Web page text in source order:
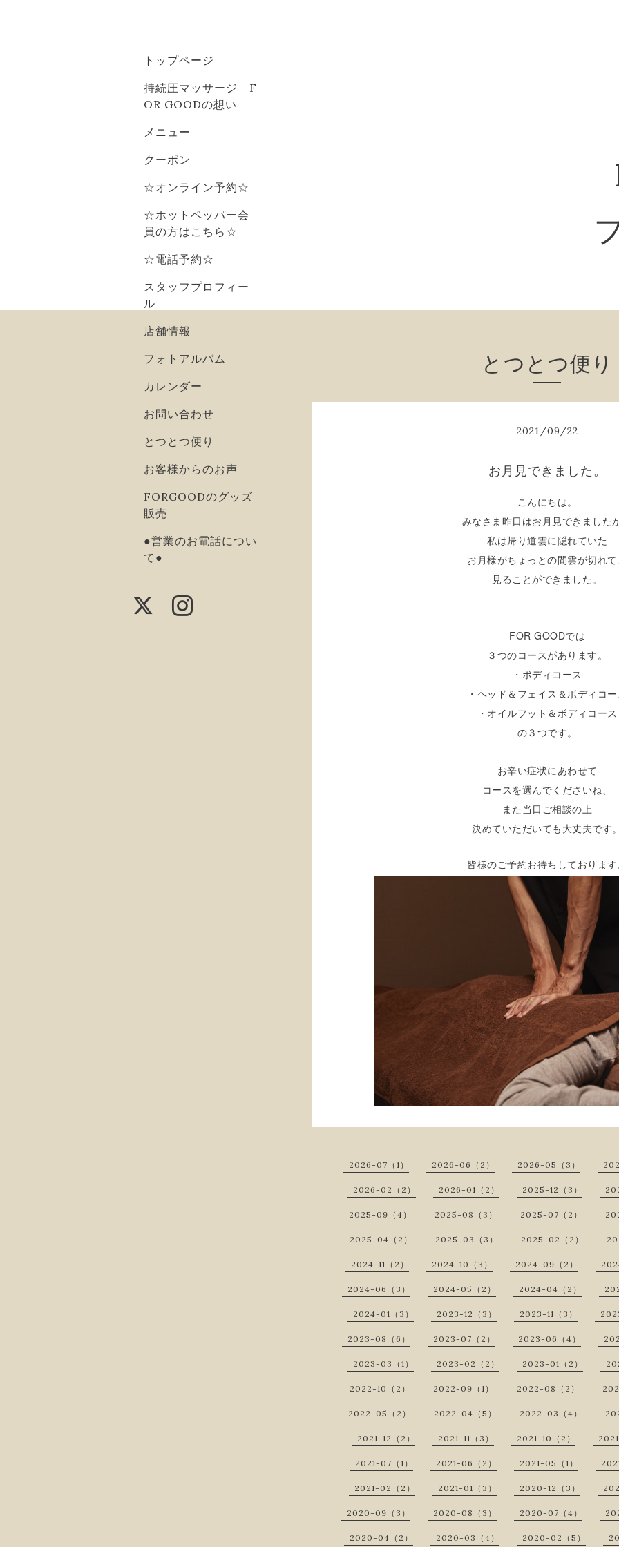
トップページ
持続圧マッサージ F
OR GOODの想い
メニュー
クーポン
☆オンライン予約☆
☆ホットペッパー会
員の方はこちら☆
☆電話予約☆
スタッフプロフィー
ル
店舗情報
フォトアルバム
カレンダー
お問い合わせ
とつとつ便り
お客様からのお声
FORGOODのグッズ
販売
●営業のお電話につい
て●
とつとつ便り
2021/09/22
お月見できました。
こんにちは。
みなさま昨日はお月見できました
私は帰り道雲に隠れていた
お月様がちょっとの間雲が切れ
見ることができました。
FOR GOODでは
３つのコースがあります。
・ボディコース
・ヘッド＆フェイス＆ボディコ
・オイルフット＆ボディコース
の３つです。
お辛い症状にあわせて
コースを選んでくださいね、
また当日ご相談の上
決めていただいても大丈夫です
皆様のご予約お待ちしております
2026-07（1） 2026-06（2） 2026-05（3）
2026-02（2） 2026-01（2） 2025-12（3）
2025-09（4） 2025-08（3） 2025-07（2）
2025-04（2） 2025-03（3） 2025-02（2）
2024-11（2） 2024-10（3） 2024-09（2）
2024-06（3） 2024-05（2） 2024-04（2）
2024-01（3） 2023-12（3） 2023-11（3）
2023-08（6） 2023-07（2） 2023-06（4）
2023-03（1） 2023-02（2） 2023-01（2）
2022-10（2） 2022-09（1） 2022-08（2）
2022-05（2） 2022-04（5） 2022-03（4）
2021-12（2） 2021-11（3） 2021-10（2）
2021-07（1） 2021-06（2） 2021-05（1）
2021-02（2） 2021-01（3） 2020-12（3）
2020-09（3） 2020-08（3） 2020-07（4）
2020-04（2） 2020-03（4） 2020-02（5）